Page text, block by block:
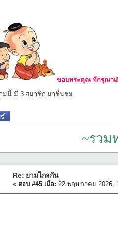
ขอบพระคุณ ที่กรุณาเ
มนี้ มี 3 สมาชิก มาชื่นชม
~รวม
Re: ยามไกลกัน
« ตอบ #45 เมื่อ: 22 พฤษภาคม 2026,